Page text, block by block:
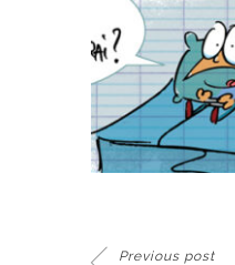
Previous post